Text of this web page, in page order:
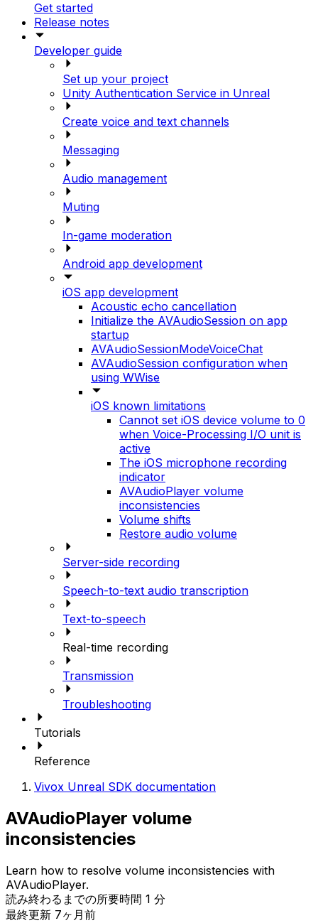
Get started
Release notes
Developer guide
Set up your project
Unity Authentication Service in Unreal
Create voice and text channels
Messaging
Audio management
Muting
In-game moderation
Android app development
iOS app development
Acoustic echo cancellation
Initialize the AVAudioSession on app
startup
AVAudioSessionModeVoiceChat
AVAudioSession configuration when
using WWise
iOS known limitations
Cannot set iOS device volume to 0
when Voice-Processing I/O unit is
active
The iOS microphone recording
indicator
AVAudioPlayer volume
inconsistencies
Volume shifts
Restore audio volume
Server-side recording
Speech-to-text audio transcription
Text-to-speech
Real-time recording
Transmission
Troubleshooting
Tutorials
Reference
Vivox Unreal SDK documentation
AVAudioPlayer volume
inconsistencies
Learn how to resolve volume inconsistencies with
AVAudioPlayer.
読み終わるまでの所要時間 1 分
最終更新 7ヶ月前